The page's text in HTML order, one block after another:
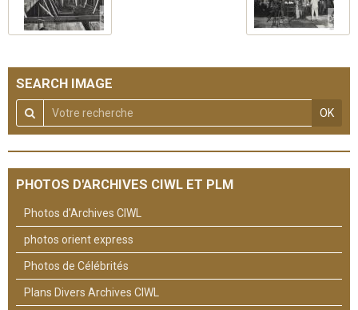
SEARCH IMAGE
OK
PHOTOS D'ARCHIVES CIWL ET PLM
Photos d'Archives CIWL
photos orient express
Photos de Célébrités
Plans Divers Archives CIWL